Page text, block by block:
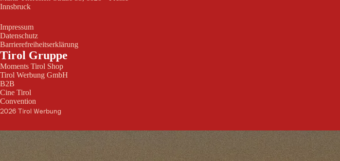
Innsbruck
Impressum
Datenschutz
Barrierefreiheitserklärung
Tirol Gruppe
Moments Tirol Shop
Tirol Werbung GmbH
B2B
Cine Tirol
Convention
2026 Tirol Werbung